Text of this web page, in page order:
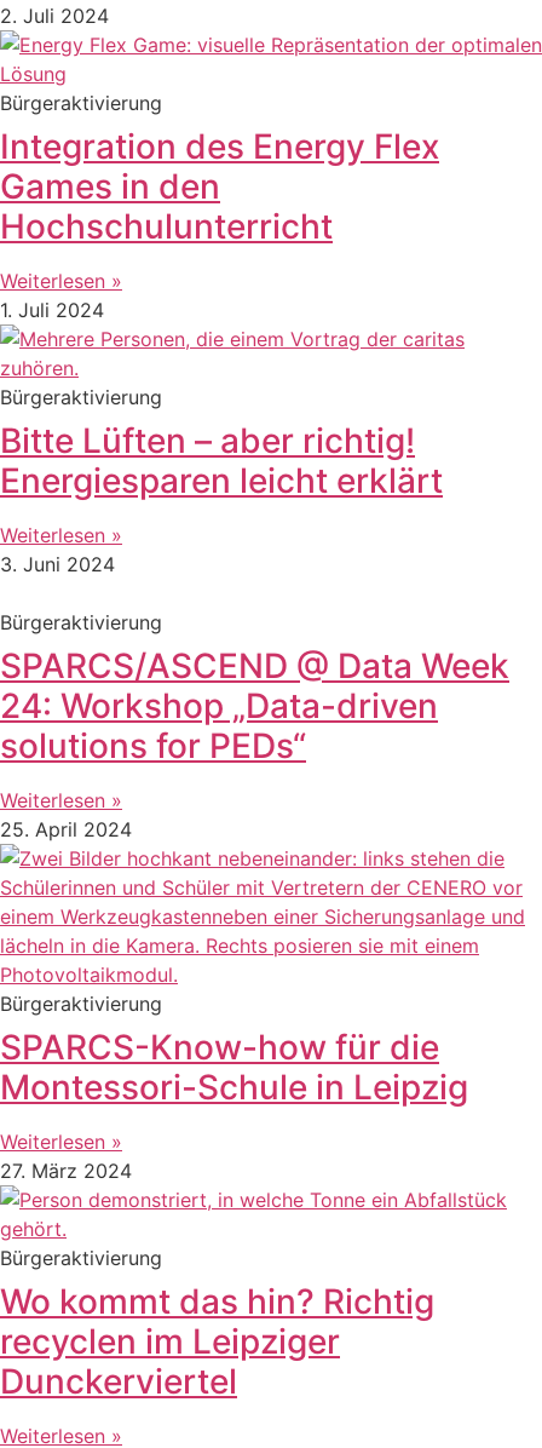
2. Juli 2024
Bürgeraktivierung
Integration des Energy Flex
Games in den
Hochschulunterricht
Weiterlesen »
1. Juli 2024
Bürgeraktivierung
Bitte Lüften – aber richtig!
Energiesparen leicht erklärt
Weiterlesen »
3. Juni 2024
Bürgeraktivierung
SPARCS/ASCEND @ Data Week
24: Workshop „Data-driven
solutions for PEDs“
Weiterlesen »
25. April 2024
Bürgeraktivierung
SPARCS-Know-how für die
Montessori-Schule in Leipzig
Weiterlesen »
27. März 2024
Bürgeraktivierung
Wo kommt das hin? Richtig
recyclen im Leipziger
Dunckerviertel
Weiterlesen »